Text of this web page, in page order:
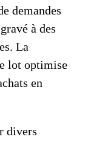
demandes
à des
La
lot optimise
en
divers